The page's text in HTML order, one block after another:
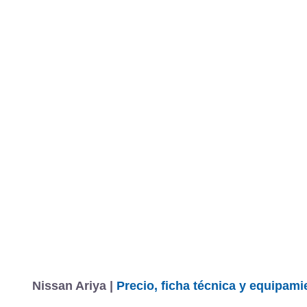
Nissan Ariya | Precio, ficha técnica y